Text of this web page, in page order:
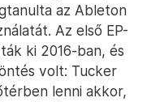
az Ableton
Az első EP-
ki 2016-ban, és
volt: Tucker
lenni akkor,